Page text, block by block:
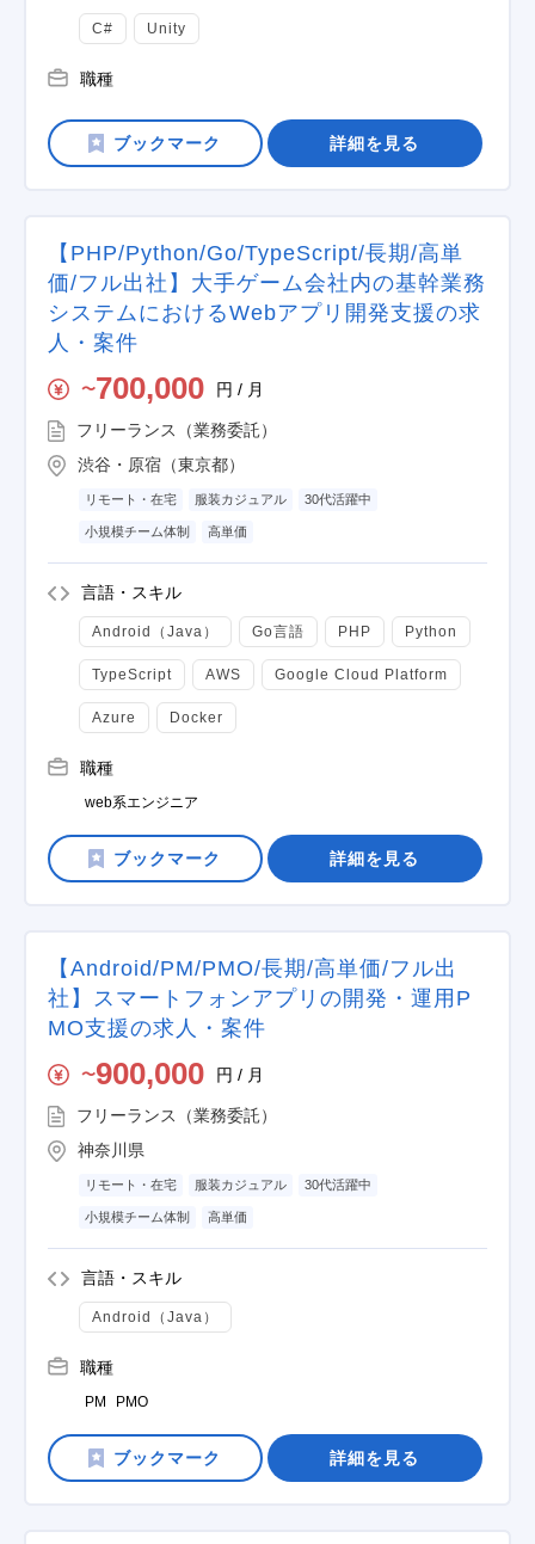
C# Unity
職種
詳細を見る
【PHP/Python/Go/TypeScript/長期/高単
価/フル出社】大手ゲーム会社内の基幹業務
システムにおけるWebアプリ開発支援の求
人・案件
〜700,000 円 / 月
フリーランス（業務委託）
渋谷・原宿（東京都）
リモート・在宅 服装カジュアル 30代活躍中
小規模チーム体制 高単価
言語・スキル
Android（Java） Go言語 PHP Python
TypeScript AWS Google Cloud Platform
Azure Docker
職種
web系エンジニア
詳細を見る
【Android/PM/PMO/長期/高単価/フル出
社】スマートフォンアプリの開発・運用P
MO支援の求人・案件
〜900,000 円 / 月
フリーランス（業務委託）
神奈川県
リモート・在宅 服装カジュアル 30代活躍中
小規模チーム体制 高単価
言語・スキル
Android（Java）
職種
PM PMO
詳細を見る